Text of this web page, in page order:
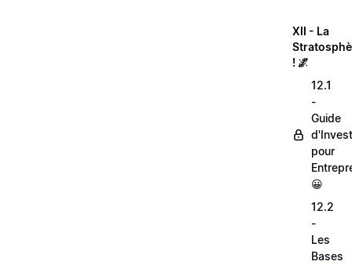
XII - La
! 🌌
12.1
-
Guide
pour
😀
12.2
-
Les
Bases